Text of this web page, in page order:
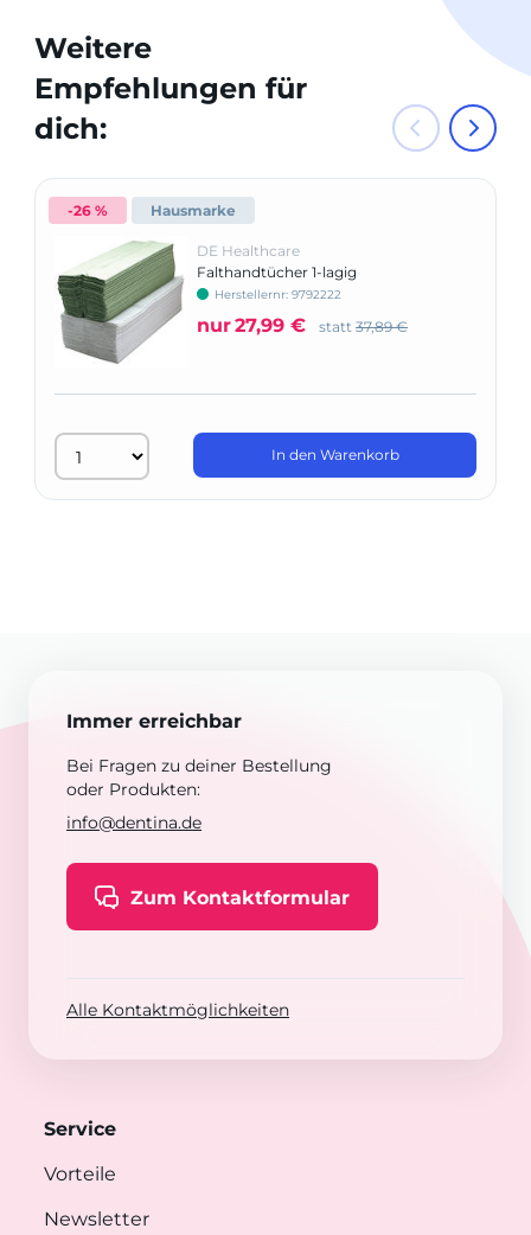
Weitere
Empfehlungen für
dich:
-26 % Hausmarke
DE Healthcare
Falthandtücher 1-lagig
Herstellernr: 9792222
nur27,99 € statt 37,89 €
In den Warenkorb
Immer erreichbar
Bei Fragen zu deiner Bestellung
oder Produkten:
info@dentina.de
Zum Kontaktformular
Alle Kontaktmöglichkeiten
Service
Vorteile
Newsletter